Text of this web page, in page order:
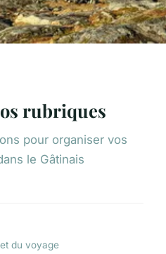
rubriques
pour organiser vos
le Gâtinais
du voyage